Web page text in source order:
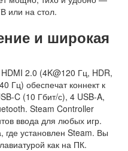
или на стол.
и широкая
2.0 (4K@120 Гц, HDR,
Гц) обеспечат коннект к
C (10 Гбит/с), 4 USB-A,
Steam Controller
ввода для любых игр.
где установлен Steam. Вы
как на ПК.